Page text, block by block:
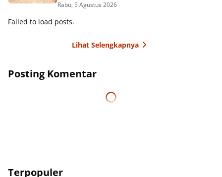
Rabu, 5 Agustus 2026
Failed to load posts.
Lihat Selengkapnya
Posting Komentar
Terpopuler